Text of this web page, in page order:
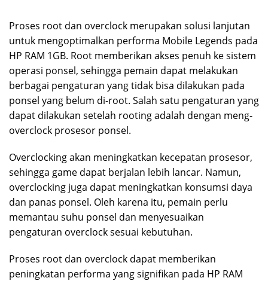
Proses root dan overclock merupakan solusi lanjutan
untuk mengoptimalkan performa Mobile Legends pada
HP RAM 1GB. Root memberikan akses penuh ke sistem
operasi ponsel, sehingga pemain dapat melakukan
berbagai pengaturan yang tidak bisa dilakukan pada
ponsel yang belum di-root. Salah satu pengaturan yang
dapat dilakukan setelah rooting adalah dengan meng-
overclock prosesor ponsel.
Overclocking akan meningkatkan kecepatan prosesor,
sehingga game dapat berjalan lebih lancar. Namun,
overclocking juga dapat meningkatkan konsumsi daya
dan panas ponsel. Oleh karena itu, pemain perlu
memantau suhu ponsel dan menyesuaikan
pengaturan overclock sesuai kebutuhan.
Proses root dan overclock dapat memberikan
peningkatan performa yang signifikan pada HP RAM